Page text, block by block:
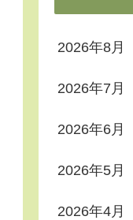
2026年8月
2026年7月
2026年6月
2026年5月
2026年4月